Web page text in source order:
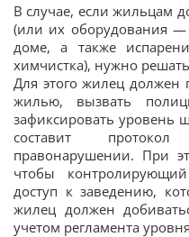
В случае, если жильцам
(или их оборудования
доме, а также
химчистка), нужно
Для этого жилец должен
жилью, вызвать
зафиксировать уровень
составит
правонарушении. При
чтобы
доступ к заведению,
жилец должен
учетом регламента